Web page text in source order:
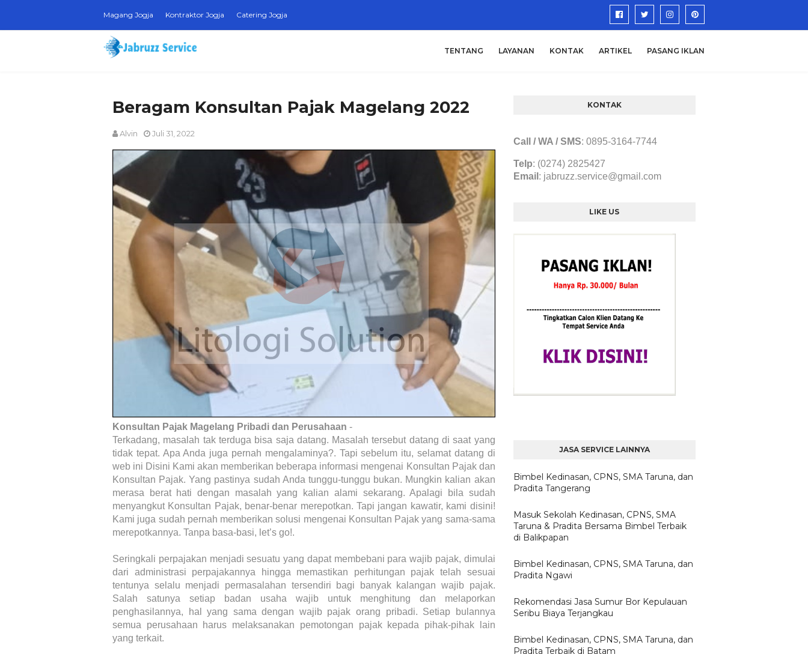
Magang Jogja Kontraktor Jogja Catering Jogja
TENTANG LAYANAN KONTAK ARTIKEL PASANG IKLAN
Beragam Konsultan Pajak Magelang 2022
Alvin Juli 31, 2022
Konsultan Pajak Magelang Pribadi dan Perusahaan -
Terkadang, masalah tak terduga bisa saja datang. Masalah tersebut datang di saat yang
tidak tepat. Apa Anda juga pernah mengalaminya?. Tapi sebelum itu, selamat datang di
web ini Disini Kami akan memberikan beberapa informasi mengenai Konsultan Pajak dan
Konsultan Pajak. Yang pastinya sudah Anda tunggu-tunggu bukan. Mungkin kalian akan
merasa berat hati dengan masalah yang kalian alami sekarang. Apalagi bila sudah
menyangkut Konsultan Pajak, benar-benar merepotkan. Tapi jangan kawatir, kami disini!
Kami juga sudah pernah memberikan solusi mengenai Konsultan Pajak yang sama-sama
merepotkannya. Tanpa basa-basi, let’s go!.
Seringkali perpajakan menjadi sesuatu yang dapat membebani para wajib pajak, dimulai
dari administrasi perpajakannya hingga memastikan perhitungan pajak telah sesuai
tentunya selalu menjadi permasalahan tersendiri bagi banyak kalangan wajib pajak.
Salah satunya setiap badan usaha wajib untuk menghitung dan melaporkan
penghasilannya, hal yang sama dengan wajib pajak orang pribadi. Setiap bulannya
semua perusahaan harus melaksanakan pemotongan pajak kepada pihak-pihak lain
yang terkait.
KONTAK
Call / WA / SMS: 0895-3164-7744
Telp: (0274) 2825427
Email : jabruzz.service@gmail.com
LIKE US
JASA SERVICE LAINNYA
Bimbel Kedinasan, CPNS, SMA Taruna, dan
Pradita Tangerang
Masuk Sekolah Kedinasan, CPNS, SMA
Taruna & Pradita Bersama Bimbel Terbaik
di Balikpapan
Bimbel Kedinasan, CPNS, SMA Taruna, dan
Pradita Ngawi
Rekomendasi Jasa Sumur Bor Kepulauan
Seribu Biaya Terjangkau
Bimbel Kedinasan, CPNS, SMA Taruna, dan
Pradita Terbaik di Batam